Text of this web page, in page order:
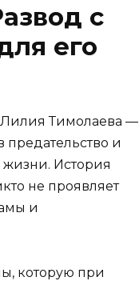
с
его
Лилия Тимолаева —
и
жизни. История
не проявляет
и
которую при